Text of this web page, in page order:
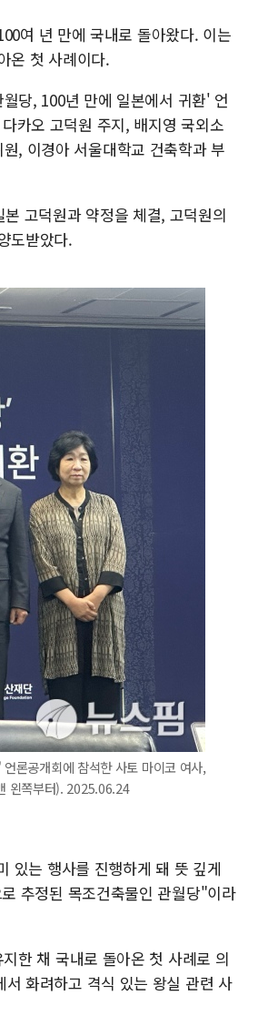
펄어비스, 붉은사막 영상 콘테스
현대리바트, '2026 코리아빌드위
[K메이커] 코셔에서 할랄까지…
[특징주] 비철금속 업종 11% 급
흥국자산운용, 코스닥 성장주 담
외국인 돌아왔지만 …'삼전·하
여 년 만에 국내로 돌아왔다. 이는
온 첫 사례이다.
당, 100년 만에 일본에서 귀환' 언
카오 고덕원 주지, 배지영 국외소
, 이경아 서울대학교 건축학과 부
고덕원과 약정을 체결, 고덕원의
도받았다.
론공개회에 참석한 사토 마이코 여사,
왼쪽부터). 2025.06.24
있는 행사를 진행하게 돼 뜻 깊게
추정된 목조건축물인 관월당"이라
한 채 국내로 돌아온 첫 사례로 의
화려하고 격식 있는 왕실 관련 사